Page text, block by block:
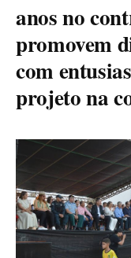
anos no
promovem
com
projeto na